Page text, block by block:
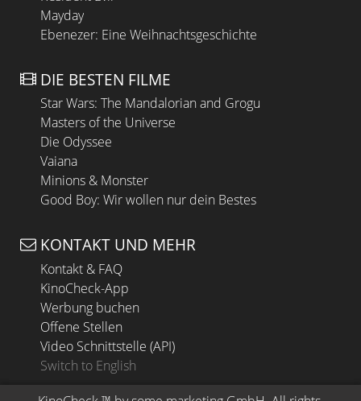
Mayday
Ebenezer: Eine Weihnachtsgeschichte
DIE BESTEN FILME
Star Wars: The Mandalorian and Grogu
Masters of the Universe
Die Odyssee
Vaiana
Minions & Monster
Good Boy: Wir wollen nur dein Bestes
KONTAKT UND MEHR
Kontakt & FAQ
KinoCheck-App
Werbung buchen
Offene Stellen
Video Schnittstelle (API)
Switch to English